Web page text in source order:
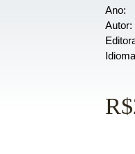
Ano
Autor
Idioma
R$